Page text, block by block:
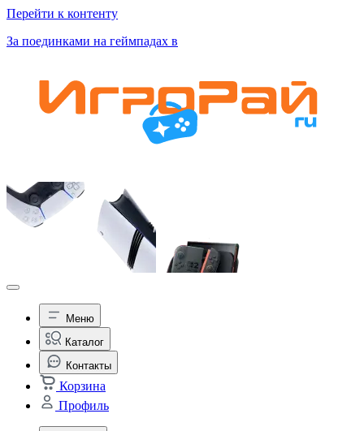
Перейти к контенту
За поединками на геймпадах в
Меню
Каталог
Контакты
Корзина
Профиль